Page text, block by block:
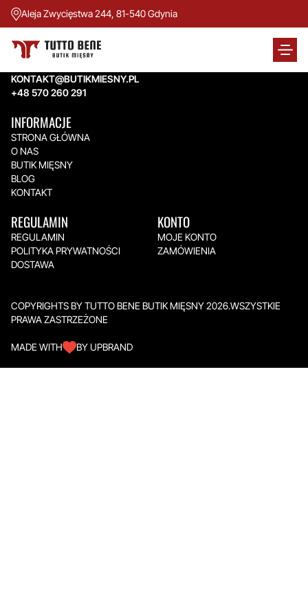
Aleja Zwycięstwa 244, 81-540 Gdynia
TUTTO BENE BUTIK MIĘSNY
Aleja Zwycięstwa 244,
KONTAKT@BUTIKMIESNY.PL
+48 570 260 291
INFORMACJE
STRONA GŁÓWNA
O NAS
BUTIK MIĘSNY
BLOG
KONTAKT
REGULAMIN
REGULAMIN
POLITYKA PRYWATNOŚCI
DOSTAWA
KONTO
MOJE KONTO
ZAMÓWIENIA
COPYRIGHTS BY TUTTO BENE BUTIK MIĘSNY 2026.WSZYSTKIE
PRAWA ZASTRZEŻONE
MADE WITH BY UPBRAND